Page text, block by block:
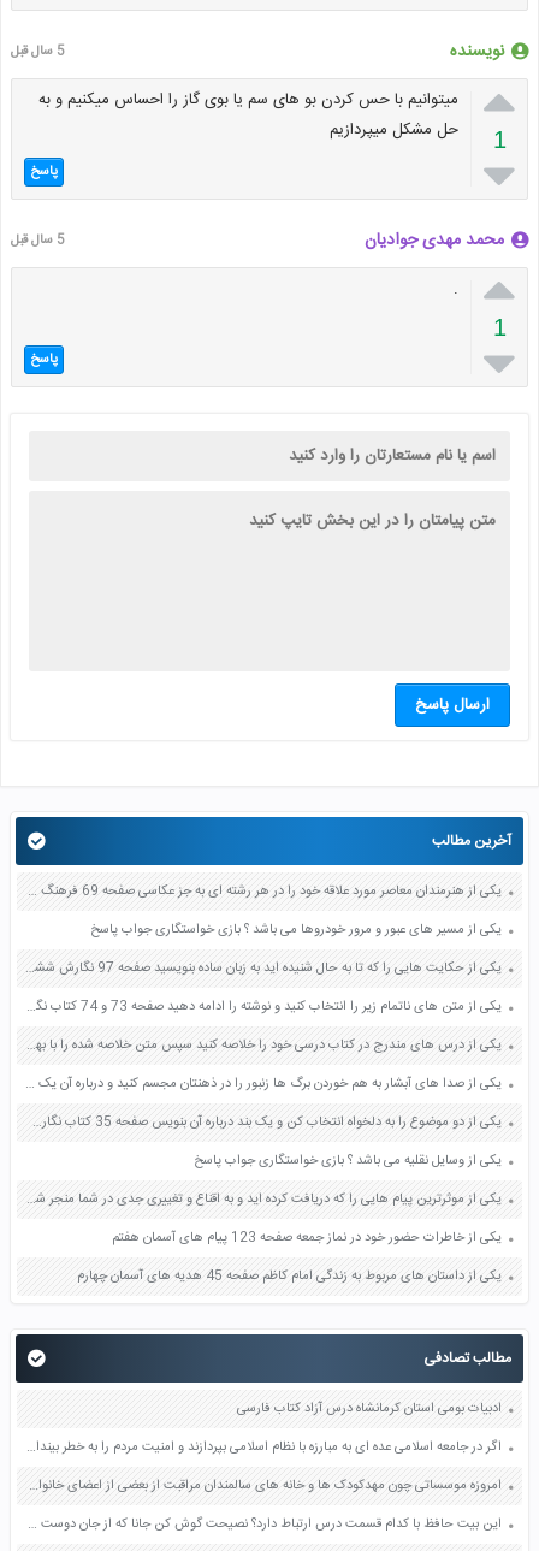
نویسنده 5 سال قبل

1

میتوانیم با حس کردن بو های سم یا بوی گاز را احساس میکنیم و به
حل مشکل میپردازیم
پاسخ
محمد مهدی جوادیان 5 سال قبل

1

.
پاسخ
ارسال پاسخ
آخرین مطالب
یکی از هنرمندان معاصر مورد علاقه خود را در هر رشته ای به جز عکاسی صفحه 69 فرهنگ و هنر نهم
یکی از مسیر های عبور و مرور خودروها می باشد ؟ بازی خواستگاری جواب پاسخ
یکی از حکایت هایی را که تا به حال شنیده اید به زبان ساده بنویسید صفحه 97 نگارش ششم دبستان
یکی از متن های ناتمام زیر را انتخاب کنید و نوشته را ادامه دهید صفحه 73 و 74 کتاب نگارش فارسی پنجم دبستان
یکی از درس های مندرج در کتاب درسی خود را خلاصه کنید سپس متن خلاصه شده را با بهره گیری از روش های دسته بندی نمودار جدول نقشه مفهومی نشان دهید صفحه 118 نگارش یازدهم
یکی از صدا های آبشار به هم خوردن برگ ها زنبور را در ذهنتان مجسم کنید و درباره آن یک بند بنویسید صفحه 11 نگارش پنجم
یکی از دو موضوع را به دلخواه انتخاب کن و یک بند درباره آن بنویس صفحه 35 کتاب نگارش فارسی سوم
یکی از وسایل نقلیه می باشد ؟ بازی خواستگاری جواب پاسخ
یکی از موثرترین پیام هایی را که دریافت کرده اید و به اقناع و تغییری جدی در شما منجر شده است برسی کنید و علت این تاثیر گذاری قابل توجه را بنویسید صفحه 52 تفکر و سواد رسانه ای دهم
یکی از خاطرات حضور خود در نماز جمعه صفحه 123 پیام های آسمان هفتم
یکی از داستان های مربوط به زندگی امام کاظم صفحه 45 هدیه های آسمان چهارم
مطالب تصادفی
ادبیات بومی استان کرمانشاه درس آزاد کتاب فارسی
اگر در جامعه اسلامی عده ای به مبارزه با نظام اسلامی بپردازند و امنیت مردم را به خطر بیندازند مسلمانان چه وظیفه ای دارند؟ صفحه 140 پیام های آسمان نهم
امروزه موسساتی چون مهدکودک ها و خانه های سالمندان مراقبت از بعضی از اعضای خانواده را در دوره هایی از زندگی به عهده گرفته اند به نظر شما مزایا و معایب مهدکودک ها و خانه های سالمندان چیست؟ چه دلایلی برای نظر خود دارید؟ صفحه 130 مطالعات اجتماعی نهم
این بیت حافظ با کدام قسمت درس ارتباط دارد؟ نصیحت گوش کن جانا که از جان دوست تر دارند جوانان سعادتمند پند پیر دانا را صفحه 121 فارسی هشتم